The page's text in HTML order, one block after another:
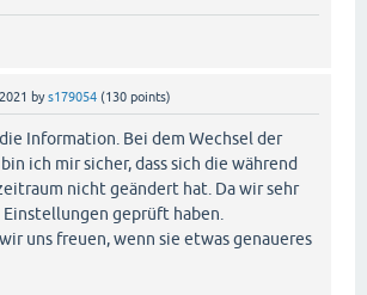
bys179054 (130 points)
Information. Bei dem Wechsel der
ich mir sicher, dass sich die während
nicht geändert hat. Da wir sehr
Einstellungen geprüft haben.
uns freuen, wenn sie etwas genaueres